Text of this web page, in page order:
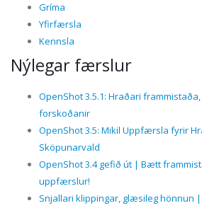
Gríma
Yfirfærsla
Kennsla
Nýlegar færslur
OpenShot 3.5.1: Hraðari
forskoðanir
OpenShot 3.5: Mikil Uppfærsla fyrir
Sköpunarvald
OpenShot 3.4 gefið út | Bætt
uppfærslur!
Snjallari klippingar, glæsileg hönnun